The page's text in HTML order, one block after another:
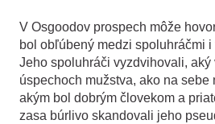
V Osgoodov prospech môže
bol obľúbený medzi spoluhráčmi
Jeho spoluhráči vyzdvihovali,
úspechoch mužstva, ako na sebe
akým bol dobrým človekom a
zasa búrlivo skandovali jeho